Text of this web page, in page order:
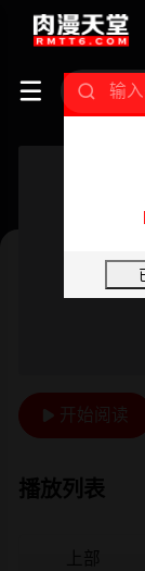
 
 开始阅读
播放列表